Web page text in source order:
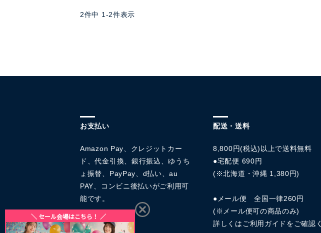
2件中 1 -2件表示
お支払い
Amazon Pay、クレジットカー
ド、代金引換、銀行振込、ゆうち
ょ振替、PayPay、d払い、au
PAY、コンビニ後払いがご利用可
能です。
配送・送料
8,800円(税込)以上で送料無料
●宅配便 690円
(※北海道・沖縄 1,380円)
●メール便 全国一律260円
(※メール便可の商品のみ)
詳しくは ご利用ガイド をご確認く